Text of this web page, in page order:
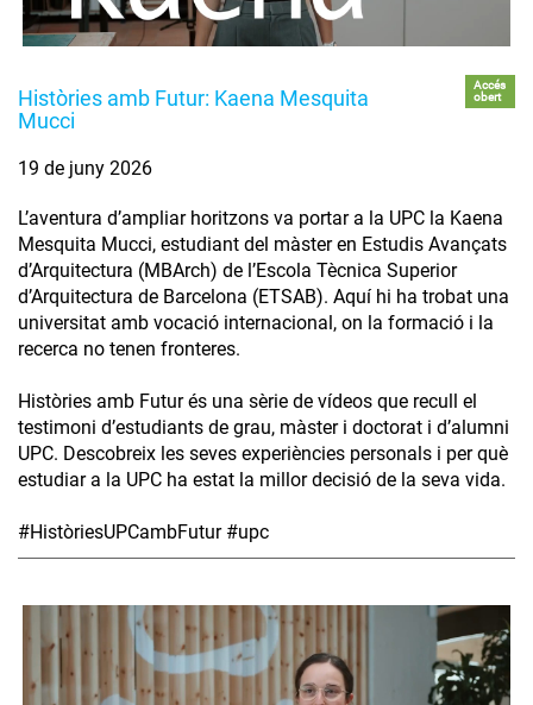
Històries amb Futur: Kaena Mesquita
Mucci
Accés
obert
19 de juny 2026
L’aventura d’ampliar horitzons va portar a la UPC la Kaena
Mesquita Mucci, estudiant del màster en Estudis Avançats
d’Arquitectura (MBArch) de l’Escola Tècnica Superior
d’Arquitectura de Barcelona (ETSAB). Aquí hi ha trobat una
universitat amb vocació internacional, on la formació i la
recerca no tenen fronteres.
Històries amb Futur és una sèrie de vídeos que recull el
testimoni d’estudiants de grau, màster i doctorat i d’alumni
UPC. Descobreix les seves experiències personals i per què
estudiar a la UPC ha estat la millor decisió de la seva vida.
#HistòriesUPCambFutur #upc